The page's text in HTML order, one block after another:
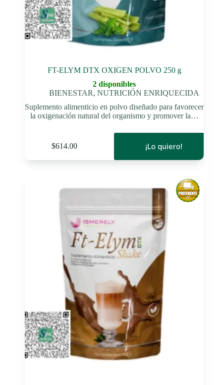
FT-ELYM DTX OXIGEN POLVO 250 g
2 disponibles
BIENESTAR,NUTRICIÓN ENRIQUECIDA
Suplemento alimenticio en polvo diseñado para favorecer
la oxigenación natural del organismo y promover la…
$614.00 ¡Lo quiero!